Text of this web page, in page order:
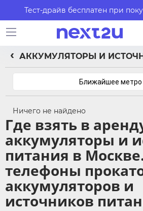
Тест-драйв бесплатен при
АККУМУЛЯТОРЫ И ИСТОЧНИКИ
Ближайшее метро
Ничего не найдено
Где взять в
аккумуляторы и
питания в
телефоны
аккумуляторов и
источников